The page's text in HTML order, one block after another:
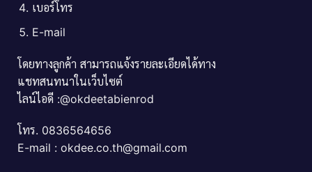
เบอร์โทร
E-mail
โดยทางลูกค้า สามารถแจ้งรายละเอียดได้ทาง
แชทสนทนาในเว็บไซต์
ไลน์ไอดี :@okdeetabienrod
โทร. 0836564656
E-mail : okdee.co.th@gmail.com